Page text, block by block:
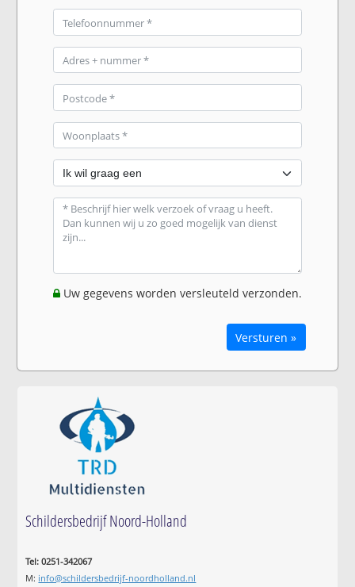
Uw gegevens worden versleuteld verzonden.
Versturen »
Schildersbedrijf Noord-Holland
Tel: 0251-342067
M: info@schildersbedrijf-noordholland.nl